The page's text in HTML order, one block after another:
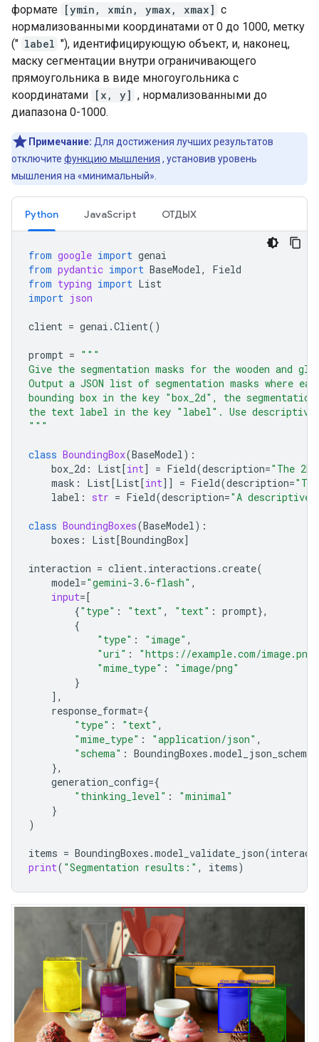
формате [ymin, xmin, ymax, xmax] с
нормализованными координатами от 0 до 1000, метку
(" label "), идентифицирующую объект, и, наконец,
маску сегментации внутри ограничивающего
прямоугольника в виде многоугольника с
координатами [x, y] , нормализованными до
диапазона 0-1000.
Примечание: Для достижения лучших результатов
отключите функцию мышления , установив уровень
мышления на «минимальный».
Python JavaScript ОТДЫХ
from google import genai
from pydantic import BaseModel,
Field
from typing import List
import json
client = genai .Client()
prompt = """
Give the segmentation masks for the wooden and
Output a JSON list of segmentation masks where
bounding box in the key "box_2d", the
the text label in the key "label". Use
"""
class BoundingBox(BaseModel):
box_2d : List[int] = Field(description="The
mask : List[List[int]] = Field(description=
label : str = Field(description="A
class BoundingBoxes(BaseModel):
boxes : List[BoundingBox]
interaction = client. interactions .create(
model="gemini-3.6-flash" ,
input=[
{"type" : "text" , "text" : prompt},
{
"type" : "image" ,
"uri" :
"https://example.com/image.png"
"mime_type" :
"image/png"
}
],
response_format={
"type" : "text" ,
"mime_type" : "application/json" ,
"schema" : BoundingBoxes .model_json_schema
},
generation_config={
"thinking_level" :
"minimal"
}
)
items = BoundingBoxes .model_validate_json(
print( "Segmentation results:" , items)